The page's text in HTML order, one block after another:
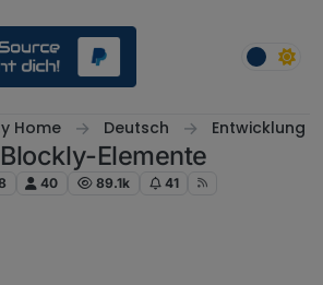
Home Deutsch Entwicklung
Elemente
40 89.1k 41